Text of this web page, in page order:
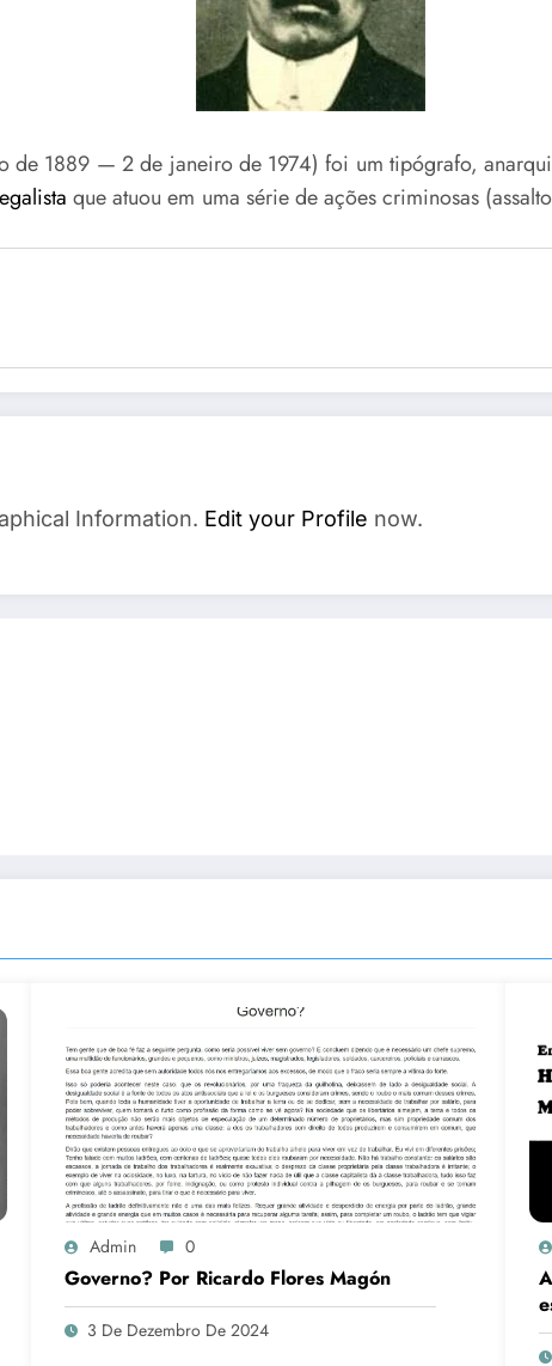
1889 — 2 de janeiro de 1974) foi um tipógrafo,
que atuou em uma série de ações criminosas
Information. Edit your Profile now.
Admin 0
Governo? Por Ricardo Flores Magón
3 De Dezembro De 2024